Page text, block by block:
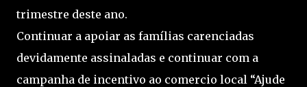
trimestre deste ano.
Continuar a apoiar as famílias carenciadas
devidamente assinaladas e continuar com a
campanha de incentivo ao comercio local “Ajude